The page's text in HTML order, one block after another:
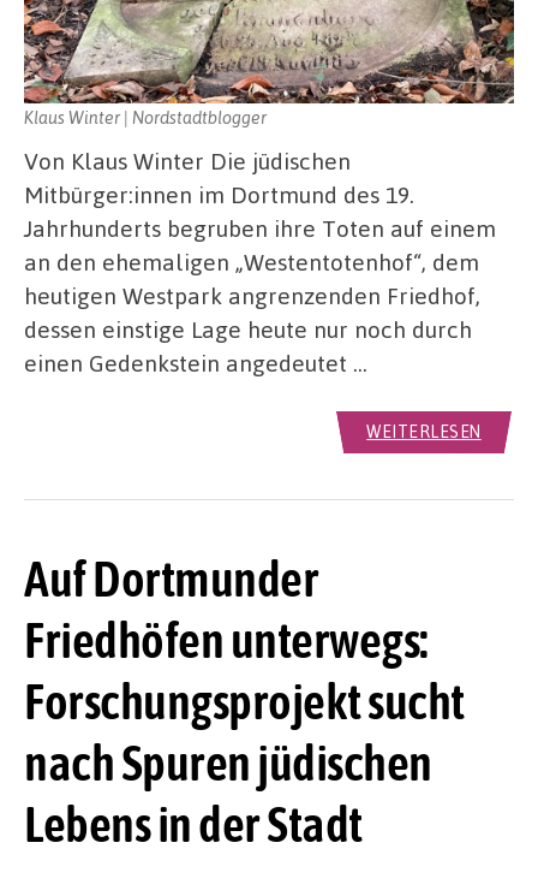
Klaus Winter | Nordstadtblogger
Von Klaus Winter Die jüdischen
Mitbürger:innen im Dortmund des 19.
Jahrhunderts begruben ihre Toten auf einem
an den ehemaligen „Westentotenhof“, dem
heutigen Westpark angrenzenden Friedhof,
dessen einstige Lage heute nur noch durch
einen Gedenkstein angedeutet …
WEITERLESEN
Auf Dortmunder
Friedhöfen unterwegs:
Forschungsprojekt sucht
nach Spuren jüdischen
Lebens in der Stadt